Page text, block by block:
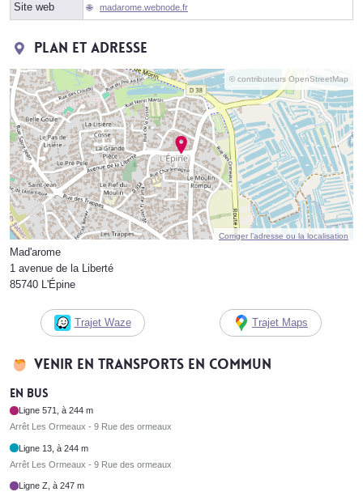
Site web madarome.webnode.fr
Plan et adresse
© contributeurs OpenStreetMap
Corriger l’adresse ou la localisation
Mad'arome
1 avenue de la Liberté
85740 L'Épine
Trajet Waze Trajet Maps
Venir en transports en commun
En bus
Ligne 571, à 244 m
Arrêt Les Ormeaux - 9 Rue des ormeaux
Ligne 13, à 244 m
Arrêt Les Ormeaux - 9 Rue des ormeaux
Ligne Z, à 247 m